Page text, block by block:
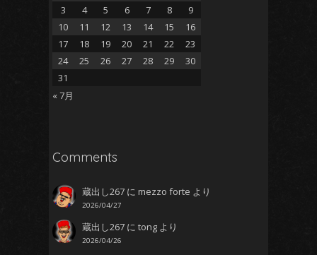
3
4 5 6 7 8
9
10
11 12 13 14 15
16
17
18 19 20 21 22
23
24
25 26 27 28 29
30
31
« 7月
Comments
蔵出し267 にmezzo forte より
2026/04/27
蔵出し267 にtong より
2026/04/26